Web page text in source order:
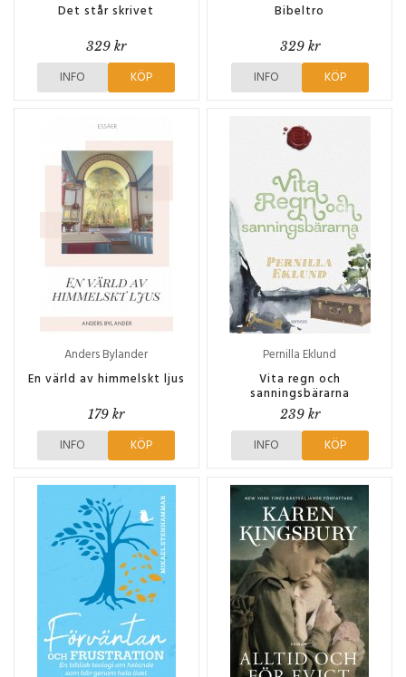
Det står skrivet
329 kr
INFO KÖP
Bibeltro
329 kr
INFO KÖP
Anders Bylander
En värld av himmelskt ljus
179 kr
INFO KÖP
Pernilla Eklund
Vita regn och
sanningsbärarna
239 kr
INFO KÖP